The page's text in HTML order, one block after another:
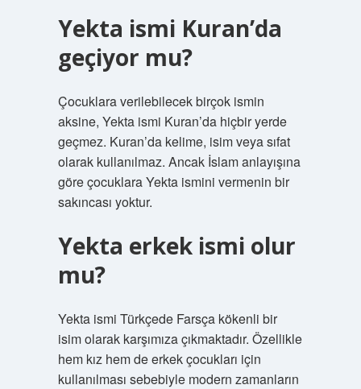
Yekta ismi Kuran’da
geçiyor mu?
Çocuklara verilebilecek birçok ismin
aksine, Yekta ismi Kuran’da hiçbir yerde
geçmez. Kuran’da kelime, isim veya sıfat
olarak kullanılmaz. Ancak İslam anlayışına
göre çocuklara Yekta ismini vermenin bir
sakıncası yoktur.
Yekta erkek ismi olur
mu?
Yekta ismi Türkçede Farsça kökenli bir
isim olarak karşımıza çıkmaktadır. Özellikle
hem kız hem de erkek çocukları için
kullanılması sebebiyle modern zamanların